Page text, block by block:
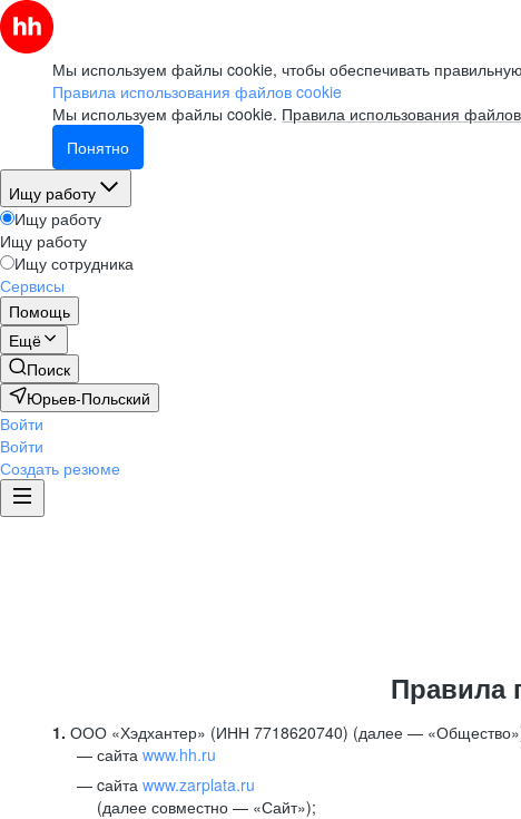
Мы используем файлы cookie, чтобы обеспечивать
Правила использования файлов cookie
Мы используем файлы cookie. Правила использования
Понятно
Ищу работу
Ищу работу
Ищу работу
Ищу сотрудника
Сервисы
Помощь
Ещё
Поиск
Юрьев-Польский
Войти
Войти
Создать резюме
Правила
1. ООО «Хэдхантер» (ИНН 7718620740) (далее —
сайта www.hh.ru
cайта www.zarplata.ru
(далее совместно — «Сайт»);